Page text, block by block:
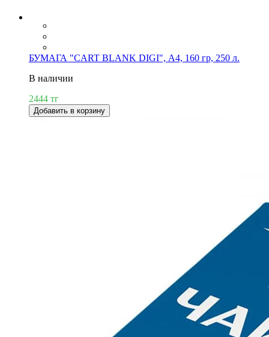
БУМАГА "CART BLANK DIGI", А4, 160 гр, 250 л.
В наличии
2444 тг
Добавить в корзину